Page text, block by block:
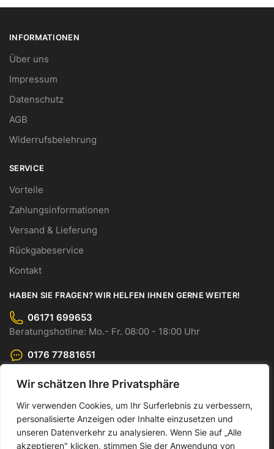
Wir schätzen Ihre Privatsphäre
Wir verwenden Cookies, um Ihr Surferlebnis zu verbessern,
personalisierte Anzeigen oder Inhalte einzusetzen und
unseren Datenverkehr zu analysieren. Wenn Sie auf „Alle
akzeptieren" klicken, stimmen Sie der Anwendung von
INFORMATIONEN
Über uns
Impressum
Datenschutz
AGB
Widerrufsbelehrung
SERVICE
Vorteile
Zahlungsinformationen
Versand & Lieferung
Rückgabeservice
Kontakt
HABEN SIE FRAGEN? WIR HELFEN IHNEN GERNE WEITER!
06171 699653
Beratungshotline: Mo.- Fr. 08:00 - 18:00 Uhr
0176 77881651
info@cmo-gmbh.com
Senden Sie uns Ihre Anfrage bequem per E-Mail.
© CMO GmbH 2023
Made by Dankor Digital